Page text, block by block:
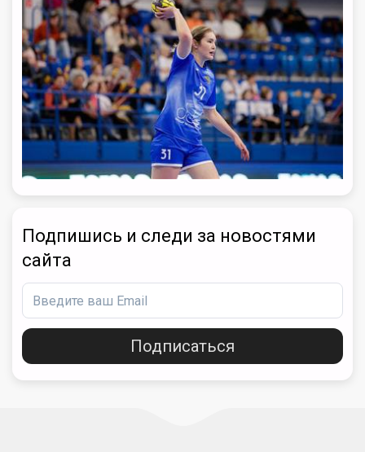
Подпишись и следи за новостями
сайта
Подписаться